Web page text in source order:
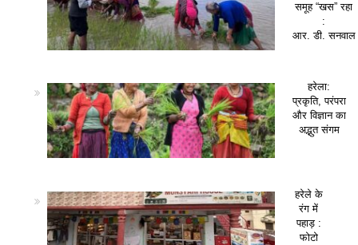
समूह “खस” रहा
:
आर. डी. सनवाल
हरेला:
प्रकृति, परंपरा
और विज्ञान का
अद्भुत संगम
हरेले के
रंग में
पहाड़ :
फोटो